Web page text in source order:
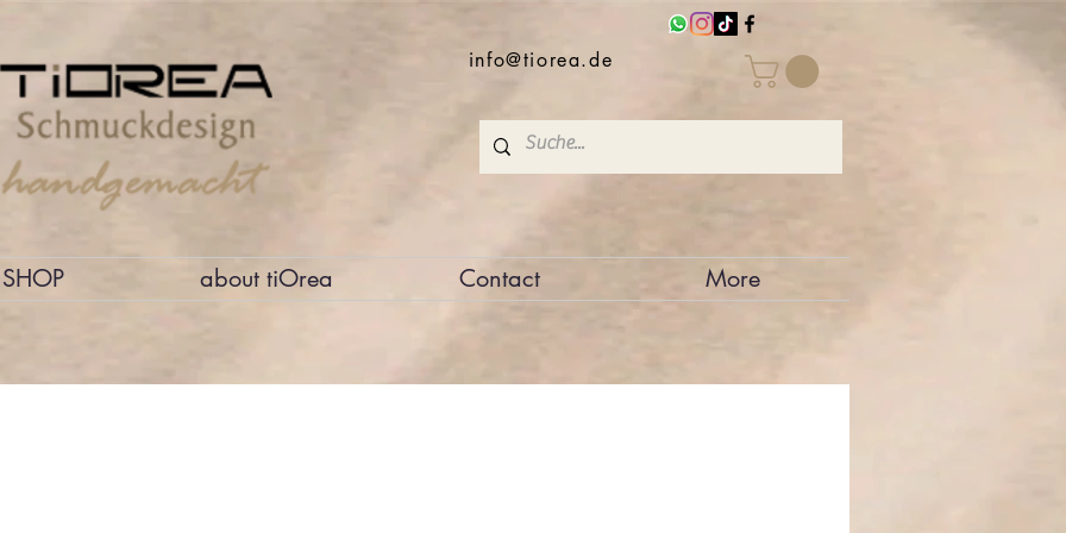
info@tiorea.de
SHOP about tiOrea Contact More